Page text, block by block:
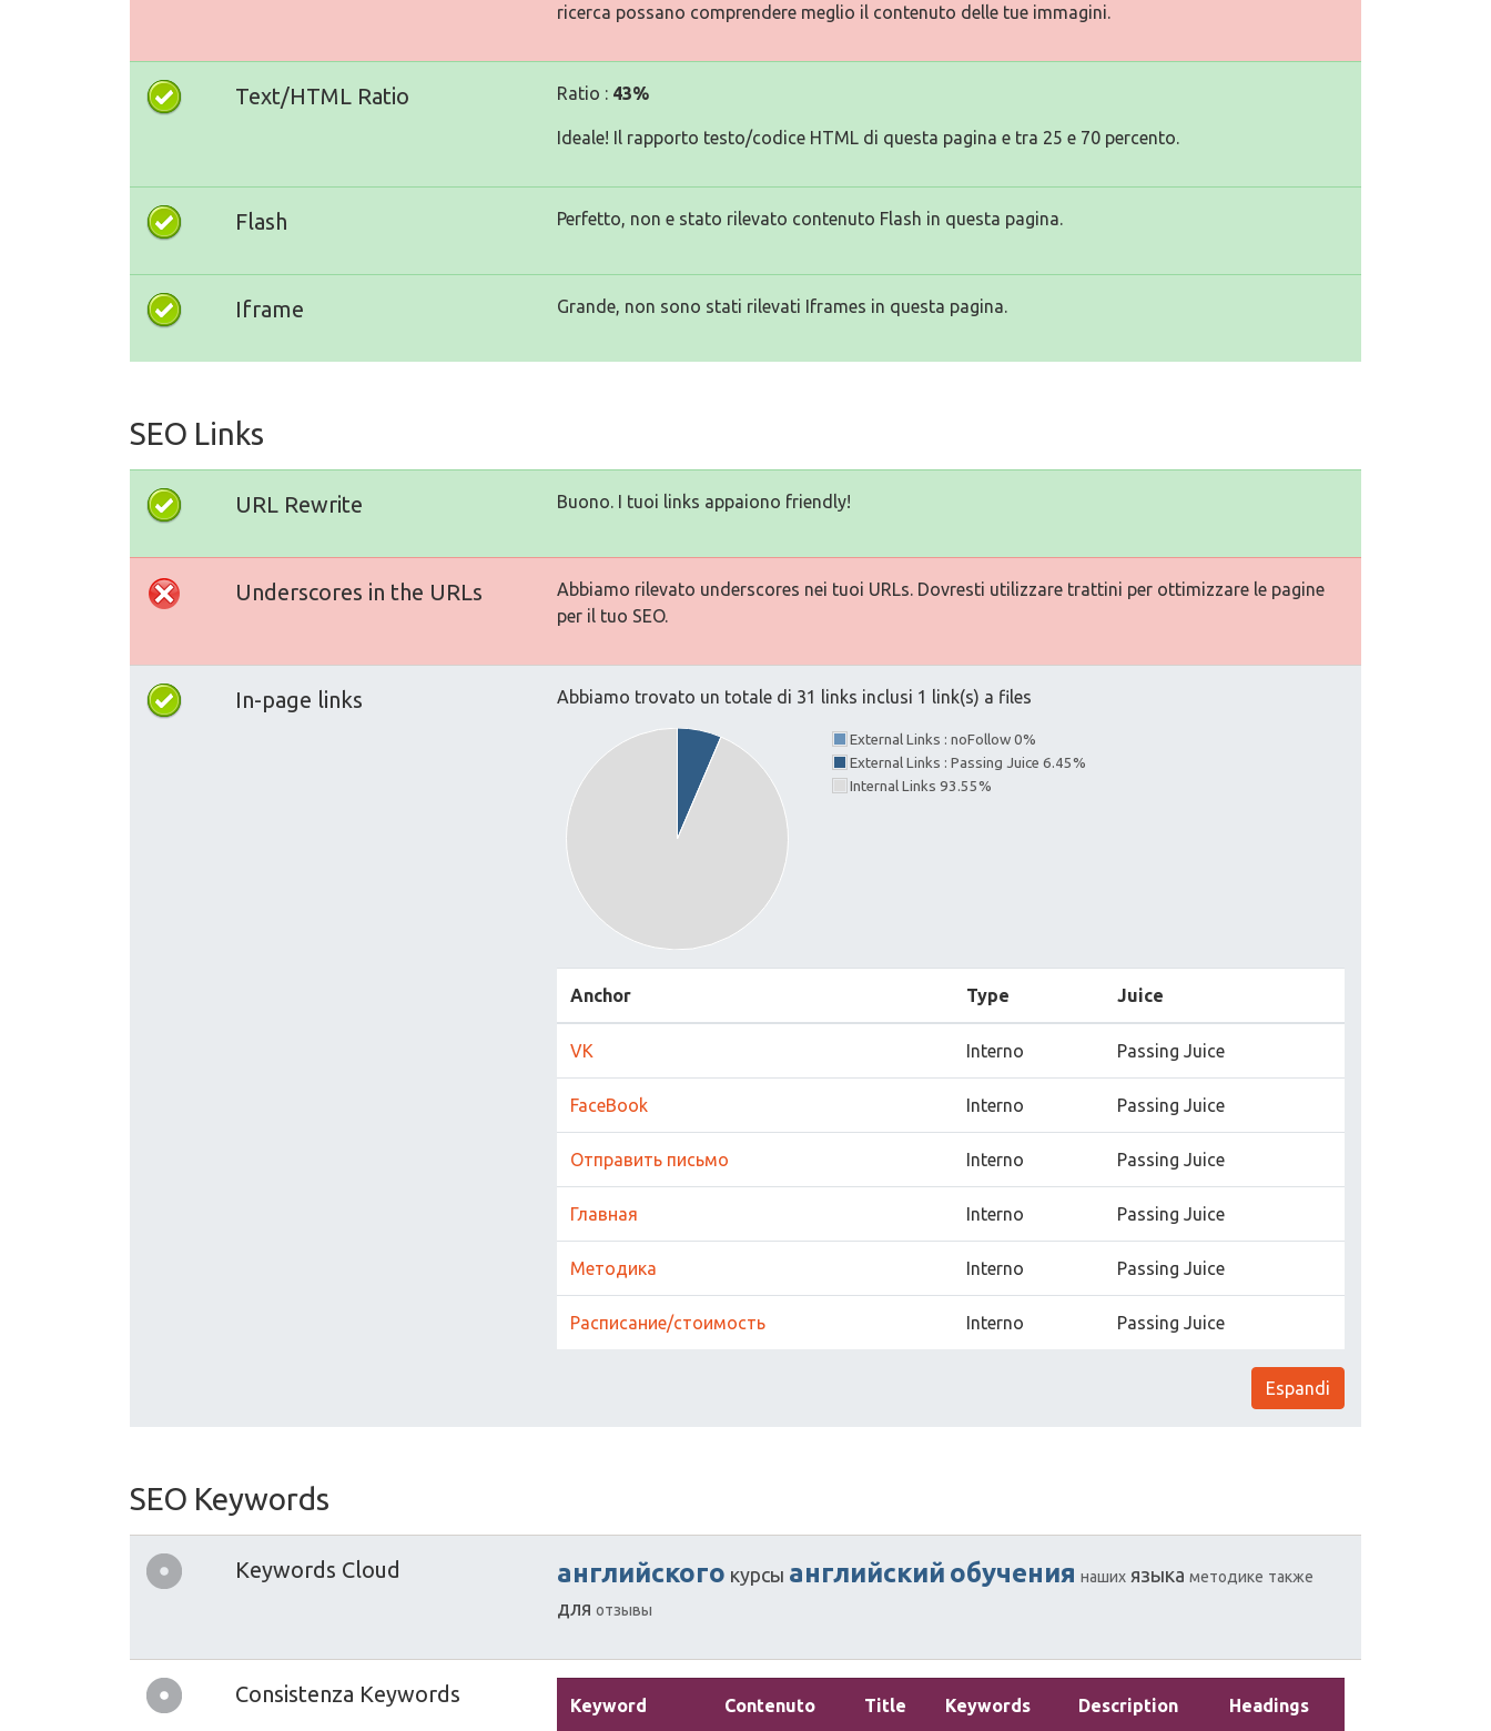
ricerca possano comprendere meglio il contenuto delle tue immagini.
Text/HTML Ratio Ratio : 43%
Ideale! Il rapporto testo/codice HTML di questa pagina e tra 25 e 70 percento.
Flash Perfetto, non e stato rilevato contenuto Flash in questa pagina.
Iframe Grande, non sono stati rilevati Iframes in questa pagina.
SEO Links
URL Rewrite Buono. I tuoi links appaiono friendly!
Underscores in the URLs
Abbiamo rilevato underscores nei tuoi URLs. Dovresti utilizzare trattini per ottimizzare le pagine
per il tuo SEO.
In-page links Abbiamo trovato un totale di 31 links inclusi 1 link(s) a files
External Links : noFollow 0%
External Links : Passing Juice 6.45%
Internal Links 93.55%
Anchor Type Juice
VK Interno Passing Juice
FaceBook Interno Passing Juice
Отправить письмо Interno Passing Juice
Главная Interno Passing Juice
Методика Interno Passing Juice
Расписание/стоимость Interno Passing Juice
Espandi
SEO Keywords
Keywords Cloud английского курсы английский обучения наших языка методике также
для отзывы
Consistenza Keywords Keyword Contenuto Title Keywords Description Headings